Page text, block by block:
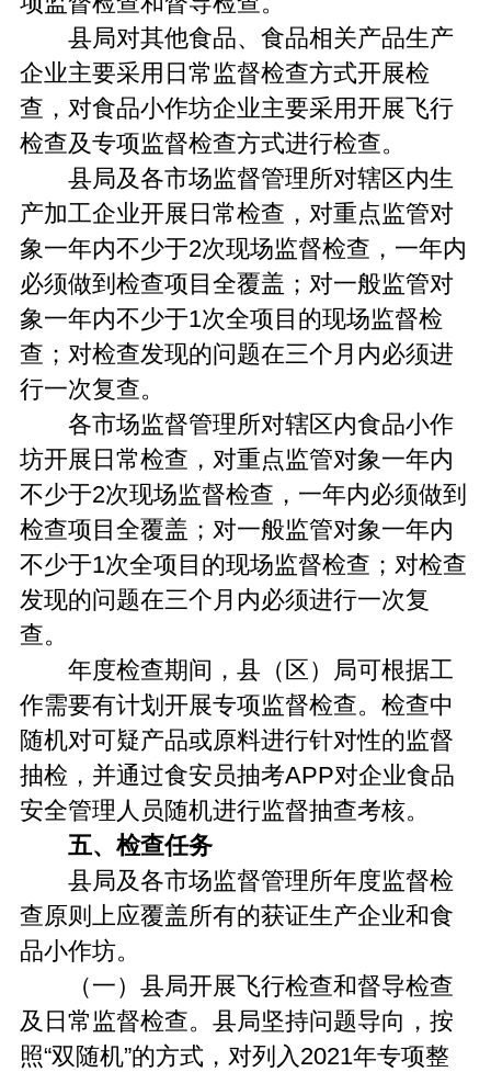
县局对其他食品、食品相关产品生产
企业主要采用日常监督检查方式开展检
查，对食品小作坊企业主要采用开展飞行
检查及专项监督检查方式进行检查。
县局及各市场监督管理所对辖区内生
产加工企业开展日常检查，对重点监管对
象一年内不少于2次现场监督检查，一年内
必须做到检查项目全覆盖；对一般监管对
象一年内不少于1次全项目的现场监督检
查；对检查发现的问题在三个月内必须进
行一次复查。
各市场监督管理所对辖区内食品小作
坊开展日常检查，对重点监管对象一年内
不少于2次现场监督检查，一年内必须做到
检查项目全覆盖；对一般监管对象一年内
不少于1次全项目的现场监督检查；对检查
发现的问题在三个月内必须进行一次复
查。
年度检查期间，县（区）局可根据工
作需要有计划开展专项监督检查。检查中
随机对可疑产品或原料进行针对性的监督
抽检，并通过食安员抽考APP对企业食品
安全管理人员随机进行监督抽查考核。
五、检查任务
县局及各市场监督管理所年度监督检
查原则上应覆盖所有的获证生产企业和食
品小作坊。
（一）县局开展飞行检查和督导检查
及日常监督检查。县局坚持问题导向，按
照“双随机”的方式，对列入2021年专项整